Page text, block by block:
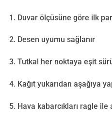
Duvar ölçüsüne göre ilk
Desen uyumu sağlanır
Tutkal her noktaya eşit
Kağıt yukarıdan aşağıya
Hava kabarcıkları ragle ile